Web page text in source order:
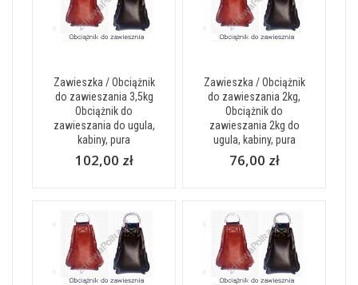
Zawieszka / Obciążnik
do zawieszania 3,5kg
Obciążnik do
zawieszania do ugula,
kabiny, pura
102,00 zł
Zawieszka / Obciążnik
do zawieszania 2kg,
Obciążnik do
zawieszania 2kg do
ugula, kabiny, pura
76,00 zł